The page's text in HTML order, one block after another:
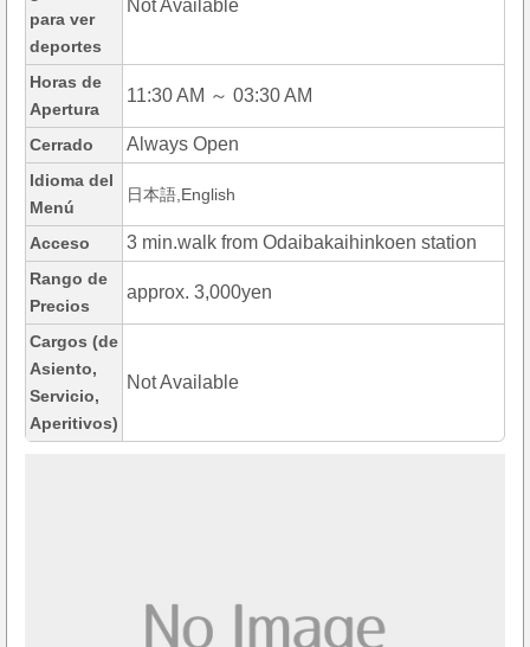
para ver
deportes
Not Available
Horas de
Apertura
11:30 AM ～ 03:30 AM
Cerrado Always Open
Idioma del
Menú
日本語,English
Acceso 3 min.walk from Odaibakaihinkoen station
Rango de
Precios
approx. 3,000yen
Cargos (de
Asiento,
Servicio,
Aperitivos)
Not Available